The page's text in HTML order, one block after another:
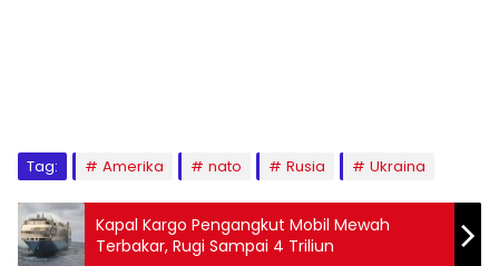
Tag: Amerika nato Rusia Ukraina
Kapal Kargo Pengangkut Mobil Mewah
Terbakar, Rugi Sampai 4 Triliun